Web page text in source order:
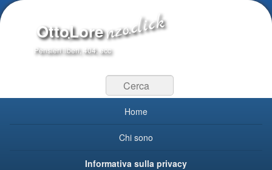
OttoLore
Pensieri liberi, 404, ecc
Cerca
Home
Chi sono
Informativa sulla privacy